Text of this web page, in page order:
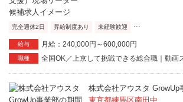
完全週休2日 昇給制度あり 未経験歓迎
給与 月給：240,000円～600,000円
職種 全国OK／上京して挑戦できる総合職｜動画
株式会社アウスタ GrowUp
東京都練馬区南田中